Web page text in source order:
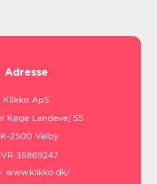
Adresse
www.klikko.dk/